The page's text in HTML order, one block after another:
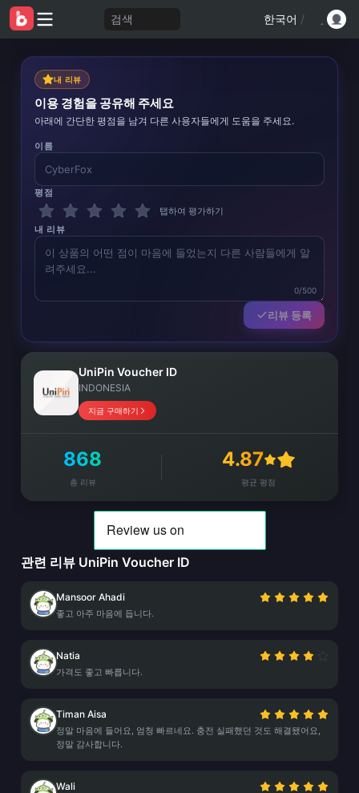
검색 한국어 /
내 리뷰
이용 경험을 공유해 주세요
아래에 간단한 평점을 남겨 다른 사용자들에게 도움을 주세요.
이름
평점
탭하여 평가하기
내 리뷰
0/500
리뷰 등록
UniPin Voucher ID
INDONESIA
지금 구매하기
868
총 리뷰
4.87
평균 평점
관련 리뷰 UniPin Voucher ID
Mansoor Ahadi
좋고 아주 마음에 듭니다.
Natia
가격도 좋고 빠릅니다.
Timan Aisa
정말 마음에 들어요, 엄청 빠르네요. 충전 실패했던 것도 해결됐어요,
정말 감사합니다.
Wali